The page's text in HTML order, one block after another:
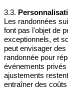
3.3.
Les randonnées
font pas l'objet de
exceptionnels, et
peut envisager des
randonnée pour
événements
ajustements
entraîner des